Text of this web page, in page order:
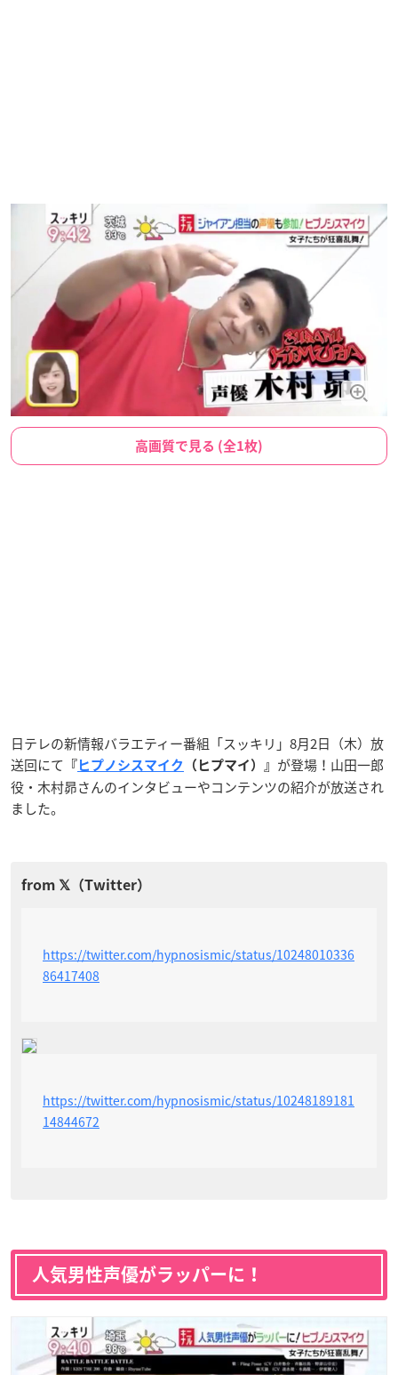
高画質で見る (全1枚)
日テレの新情報バラエティー番組「スッキリ」8月2日（木）放
送回にて 『 ヒプノシスマイク （ヒプマイ）』 が登場！山田一郎
役・木村昴さんのインタビューやコンテンツの紹介が放送され
ました。
https://twitter.com/hypnosismic/status/10248010336
86417408
https://twitter.com/hypnosismic/status/10248189181
14844672
人気男性声優がラッパーに！